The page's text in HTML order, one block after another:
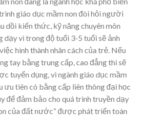
giáo dục mầm non đòi hỏi người
dồi kiến thức, kỹ năng chuyên môn
dạy vì trong độ tuổi 3-5 tuổi sẽ ảnh
hình thành nhân cách của trẻ. Nếu
tay bằng trung cấp, cao đẳng thì sẽ
tuyển dụng, vì ngành giáo dục mầm
ưu tiên có bằng cấp liên thông đại học
để đảm bảo cho quá trình truyền dạy
của đất nước” được phát triển toàn